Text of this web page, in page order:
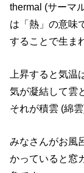
thermal (サーマ
は「熱」の意味
することで生ま
上昇すると気
気が凝結して雲
それが積雲 (綿雲
みなさんがお風
かっていると窓